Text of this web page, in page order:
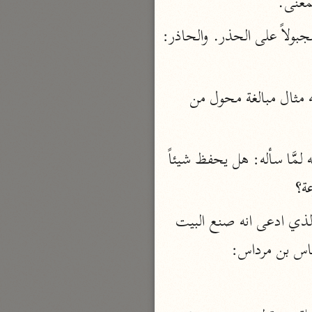
نحو ٣ مجلدات
الوجيز
نحو مجلد
نحو مجلدين
موسوعة التفسير المأثور
3905 - حَذِرٌ أُمُوراً لاَ تَضِيرُ وَآمِنٌ ... مَا لَيْسَ مُنْجِيهِ مِنَ الأَقْدَارِ وزعم بعضهم أن سيبويه لمَّا سأله: هل يحفظ شيئاً
بن مرداس: